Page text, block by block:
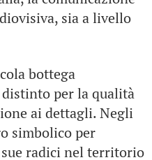
sia a livello
bottega
per la qualità
ai dettagli. Negli
simbolico per
radici nel territorio